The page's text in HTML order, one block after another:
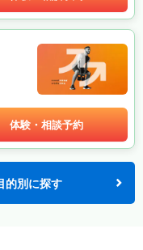
体験・相談予約
的別に探す